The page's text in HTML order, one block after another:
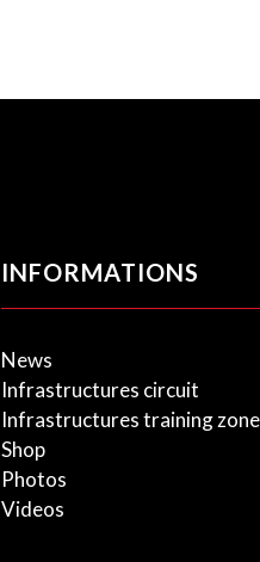
INFORMATIONS
News
Infrastructures circuit
Infrastructures training zone
Shop
Photos
Videos